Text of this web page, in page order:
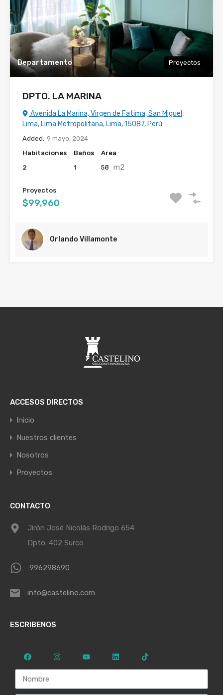
Departamento Proyectos
DPTO. LA MARINA
Avenida La Marina, Virgen de Fatima, San Miguel,
Lima, Lima Metropolitana, Lima, 15087, Perú
Added: 9 mayo, 2024
Habitaciones
2
Baños
1
Area
58
m2
Proyectos
$99,960
Orlando Villamonte
ACCESOS DIRECTOS
Inicio
Nuestros clientes
Nosotros
Proyectos
CONTACTO
Jirón José Nicolás Rodrigo 654
Dpto. 402 Surco
996298690
info@castelino.com
ESCRIBENOS